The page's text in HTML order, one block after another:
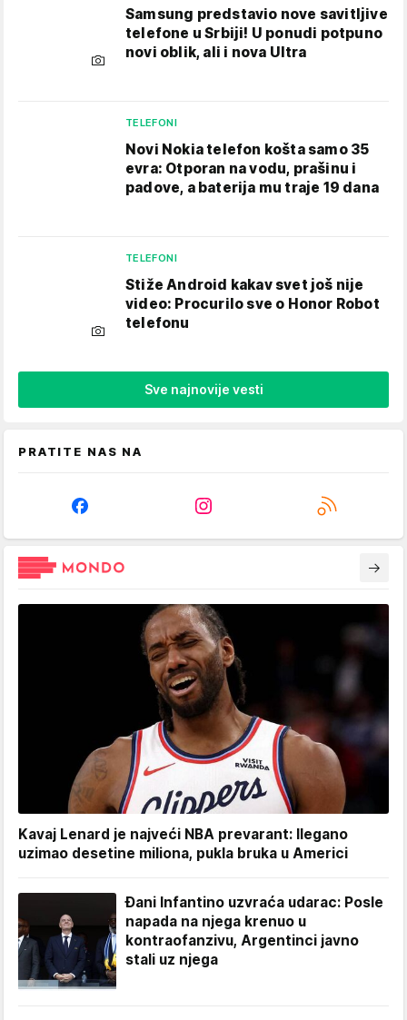
Samsung predstavio nove savitljive
telefone u Srbiji! U ponudi potpuno
novi oblik, ali i nova Ultra
TELEFONI
Novi Nokia telefon košta samo 35
evra: Otporan na vodu, prašinu i
padove, a baterija mu traje 19 dana
TELEFONI
Stiže Android kakav svet još nije
video: Procurilo sve o Honor Robot
telefonu
Sve najnovije vesti
PRATITE NAS NA
Kavaj Lenard je najveći NBA prevarant: Ilegano
uzimao desetine miliona, pukla bruka u Americi
Đani Infantino uzvraća udarac: Posle
napada na njega krenuo u
kontraofanzivu, Argentinci javno
stali uz njega